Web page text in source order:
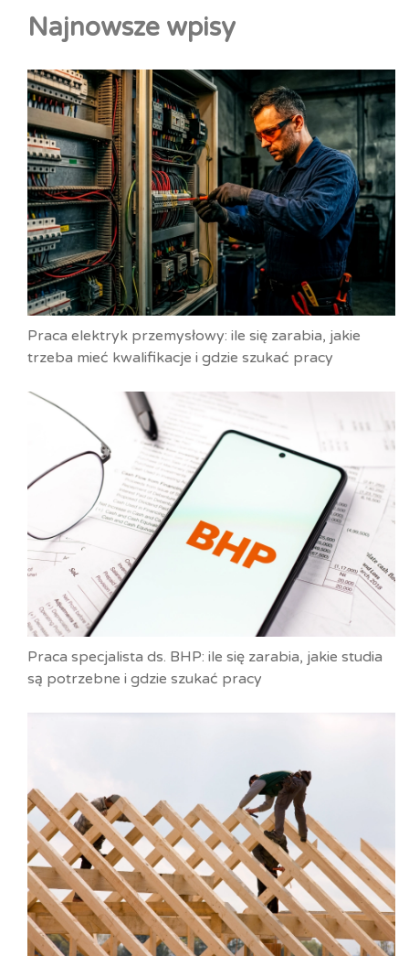
Najnowsze wpisy
Praca elektryk przemysłowy: ile się zarabia, jakie
trzeba mieć kwalifikacje i gdzie szukać pracy
Praca specjalista ds. BHP: ile się zarabia, jakie studia
są potrzebne i gdzie szukać pracy